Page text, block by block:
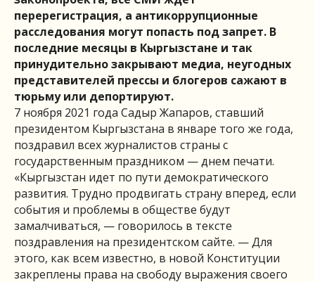
перерегистрация, а антикоррупционные
расследования могут попасть под запрет. В
последние месяцы в Кыргызстане и так
принудительно закрывают медиа, неугодных
представителей прессы и блогеров сажают в
тюрьму или депортируют.
7 ноября 2021 года Садыр Жапаров, ставший
президентом Кыргызстана в январе того же года,
поздравил всех журналистов страны с
государственным праздником — днем печати.
«Кыргызстан идет по пути демократического
развития. Трудно продвигать страну вперед, если
события и проблемы в обществе будут
замалчиваться, — говорилось в тексте
поздравления на президентском сайте. — Для
этого, как всем известно, в новой Конституции
закреплены права на свободу выражения своего